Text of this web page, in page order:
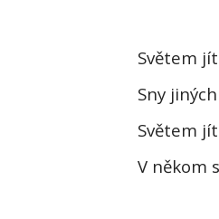
Světem
Sny
Světem
V někom